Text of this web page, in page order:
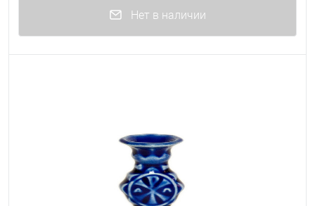
Нет в наличии